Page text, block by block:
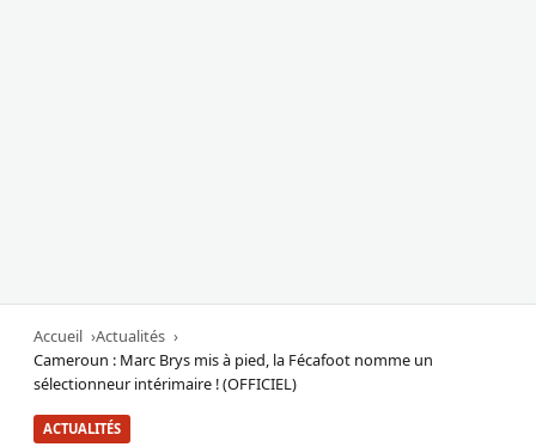
Accueil
Actualités
Cameroun : Marc Brys mis à pied, la Fécafoot nomme un
sélectionneur intérimaire ! (OFFICIEL)
ACTUALITÉS